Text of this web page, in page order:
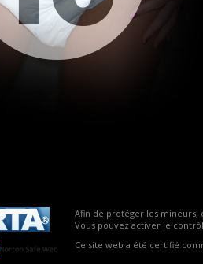
Afin de protéger les mineurs,
Vous pouvez activer le
Ce site web a été certifié
Les plus récents Trier par nom
Aucun produit trouvé.